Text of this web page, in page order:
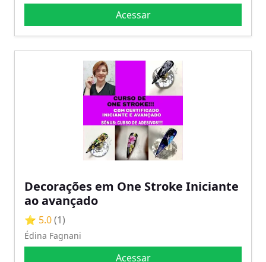
Acessar
Decorações em One Stroke Iniciante
ao avançado
⭐ 5.0(1)
Édina Fagnani
Acessar